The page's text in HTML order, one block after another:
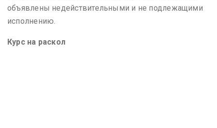
объявлены недействительными и не подлежащими
исполнению.
Курс на раскол